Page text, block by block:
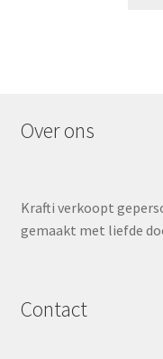
Over ons
Krafti verkoopt
gemaakt met liefde
Contact